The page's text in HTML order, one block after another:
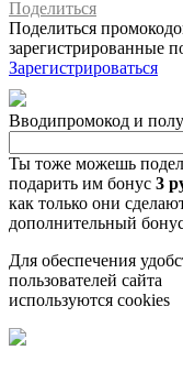
Поделиться
Поделиться
зарегистрированные
Зарегистрироваться
Вводипромокод и
Ты тоже можешь
подарить им бонус 3
как только они
дополнительный
Для обеспечения
пользователей сайта
используются cookies